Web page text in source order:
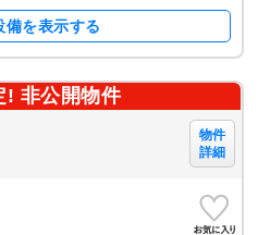
備を表示する
! 非公開物件
物件
詳細